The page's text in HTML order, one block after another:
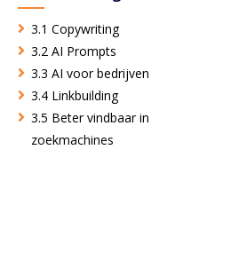
3.1 Copywriting
3.2 AI Prompts
3.3 AI voor bedrijven
3.4 Linkbuilding
3.5 Beter vindbaar in
zoekmachines